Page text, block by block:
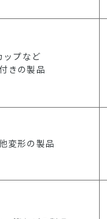
ップなど
きの製品
変形の製品